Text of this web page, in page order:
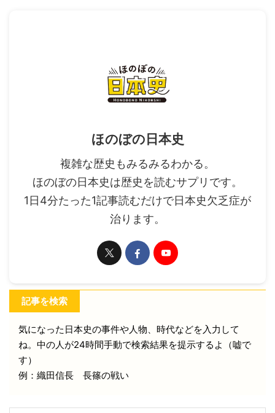
ほのぼの日本史
複雑な歴史もみるみるわかる。
ほのぼの日本史は歴史を読むサプリです。
1日4分たった1記事読むだけで日本史欠乏症が
治ります。
記事を検索
気になった日本史の事件や人物、時代などを入力して
ね。中の人が24時間手動で検索結果を提示するよ（嘘で
す）
例：織田信長 長篠の戦い